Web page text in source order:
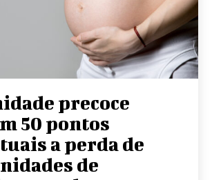
precoce
50 pontos
a perda de
de